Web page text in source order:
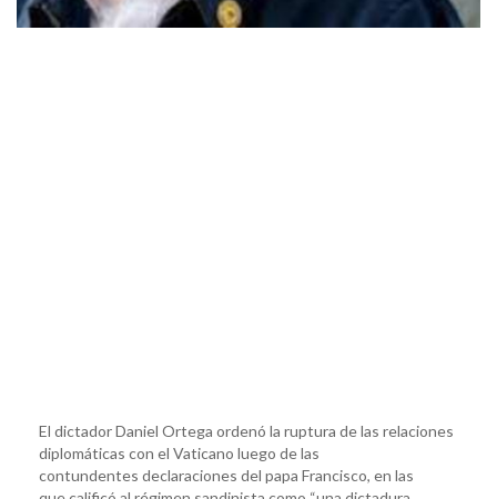
El dictador Daniel Ortega ordenó la ruptura de las relaciones
diplomáticas con el Vaticano luego de las
contundentes declaraciones del papa Francisco, en las